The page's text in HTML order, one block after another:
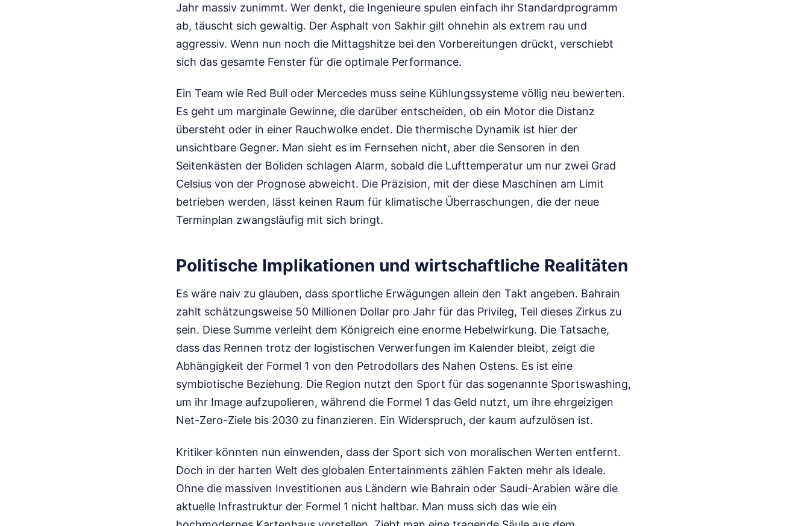
Jahr massiv zunimmt. Wer denkt, die Ingenieure spulen einfach ihr Standardprogramm
ab, täuscht sich gewaltig. Der Asphalt von Sakhir gilt ohnehin als extrem rau und
aggressiv. Wenn nun noch die Mittagshitze bei den Vorbereitungen drückt, verschiebt
sich das gesamte Fenster für die optimale Performance.
Ein Team wie Red Bull oder Mercedes muss seine Kühlungssysteme völlig neu bewerten.
Es geht um marginale Gewinne, die darüber entscheiden, ob ein Motor die Distanz
übersteht oder in einer Rauchwolke endet. Die thermische Dynamik ist hier der
unsichtbare Gegner. Man sieht es im Fernsehen nicht, aber die Sensoren in den
Seitenkästen der Boliden schlagen Alarm, sobald die Lufttemperatur um nur zwei Grad
Celsius von der Prognose abweicht. Die Präzision, mit der diese Maschinen am Limit
betrieben werden, lässt keinen Raum für klimatische Überraschungen, die der neue
Terminplan zwangsläufig mit sich bringt.
Politische Implikationen und wirtschaftliche Realitäten
Es wäre naiv zu glauben, dass sportliche Erwägungen allein den Takt angeben. Bahrain
zahlt schätzungsweise 50 Millionen Dollar pro Jahr für das Privileg, Teil dieses Zirkus zu
sein. Diese Summe verleiht dem Königreich eine enorme Hebelwirkung. Die Tatsache,
dass das Rennen trotz der logistischen Verwerfungen im Kalender bleibt, zeigt die
Abhängigkeit der Formel 1 von den Petrodollars des Nahen Ostens. Es ist eine
symbiotische Beziehung. Die Region nutzt den Sport für das sogenannte Sportswashing,
um ihr Image aufzupolieren, während die Formel 1 das Geld nutzt, um ihre ehrgeizigen
Net-Zero-Ziele bis 2030 zu finanzieren. Ein Widerspruch, der kaum aufzulösen ist.
Kritiker könnten nun einwenden, dass der Sport sich von moralischen Werten entfernt.
Doch in der harten Welt des globalen Entertainments zählen Fakten mehr als Ideale.
Ohne die massiven Investitionen aus Ländern wie Bahrain oder Saudi-Arabien wäre die
aktuelle Infrastruktur der Formel 1 nicht haltbar. Man muss sich das wie ein